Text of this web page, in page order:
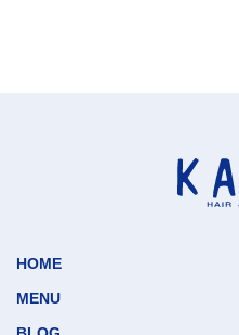
HOME
MENU